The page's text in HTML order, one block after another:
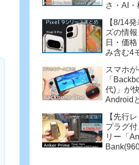
さ・AI・
【8/14
ズの情
日・価
み含む4
XL・
スマホが
「
代)」が
Android
【先行
プラグ
リー「